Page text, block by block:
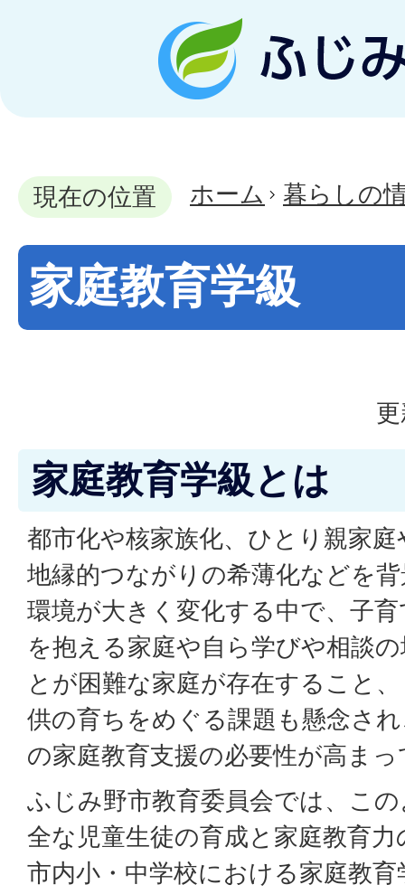
現在の位置 ホーム 暮らしの
家庭教育学級
家庭教育学級とは
都市化や核家族化、ひとり親家
地縁的つながりの希薄化などを
環境が大きく変化する中で、子
を抱える家庭や自ら学びや相談
とが困難な家庭が存在すること
供の育ちをめぐる課題も懸念さ
の家庭教育支援の必要性が高ま
ふじみ野市教育委員会では、こ
全な児童生徒の育成と家庭教育
市内小・中学校における家庭教